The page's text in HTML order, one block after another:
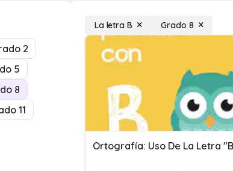
2
5
8
11
La letra B Grado 8